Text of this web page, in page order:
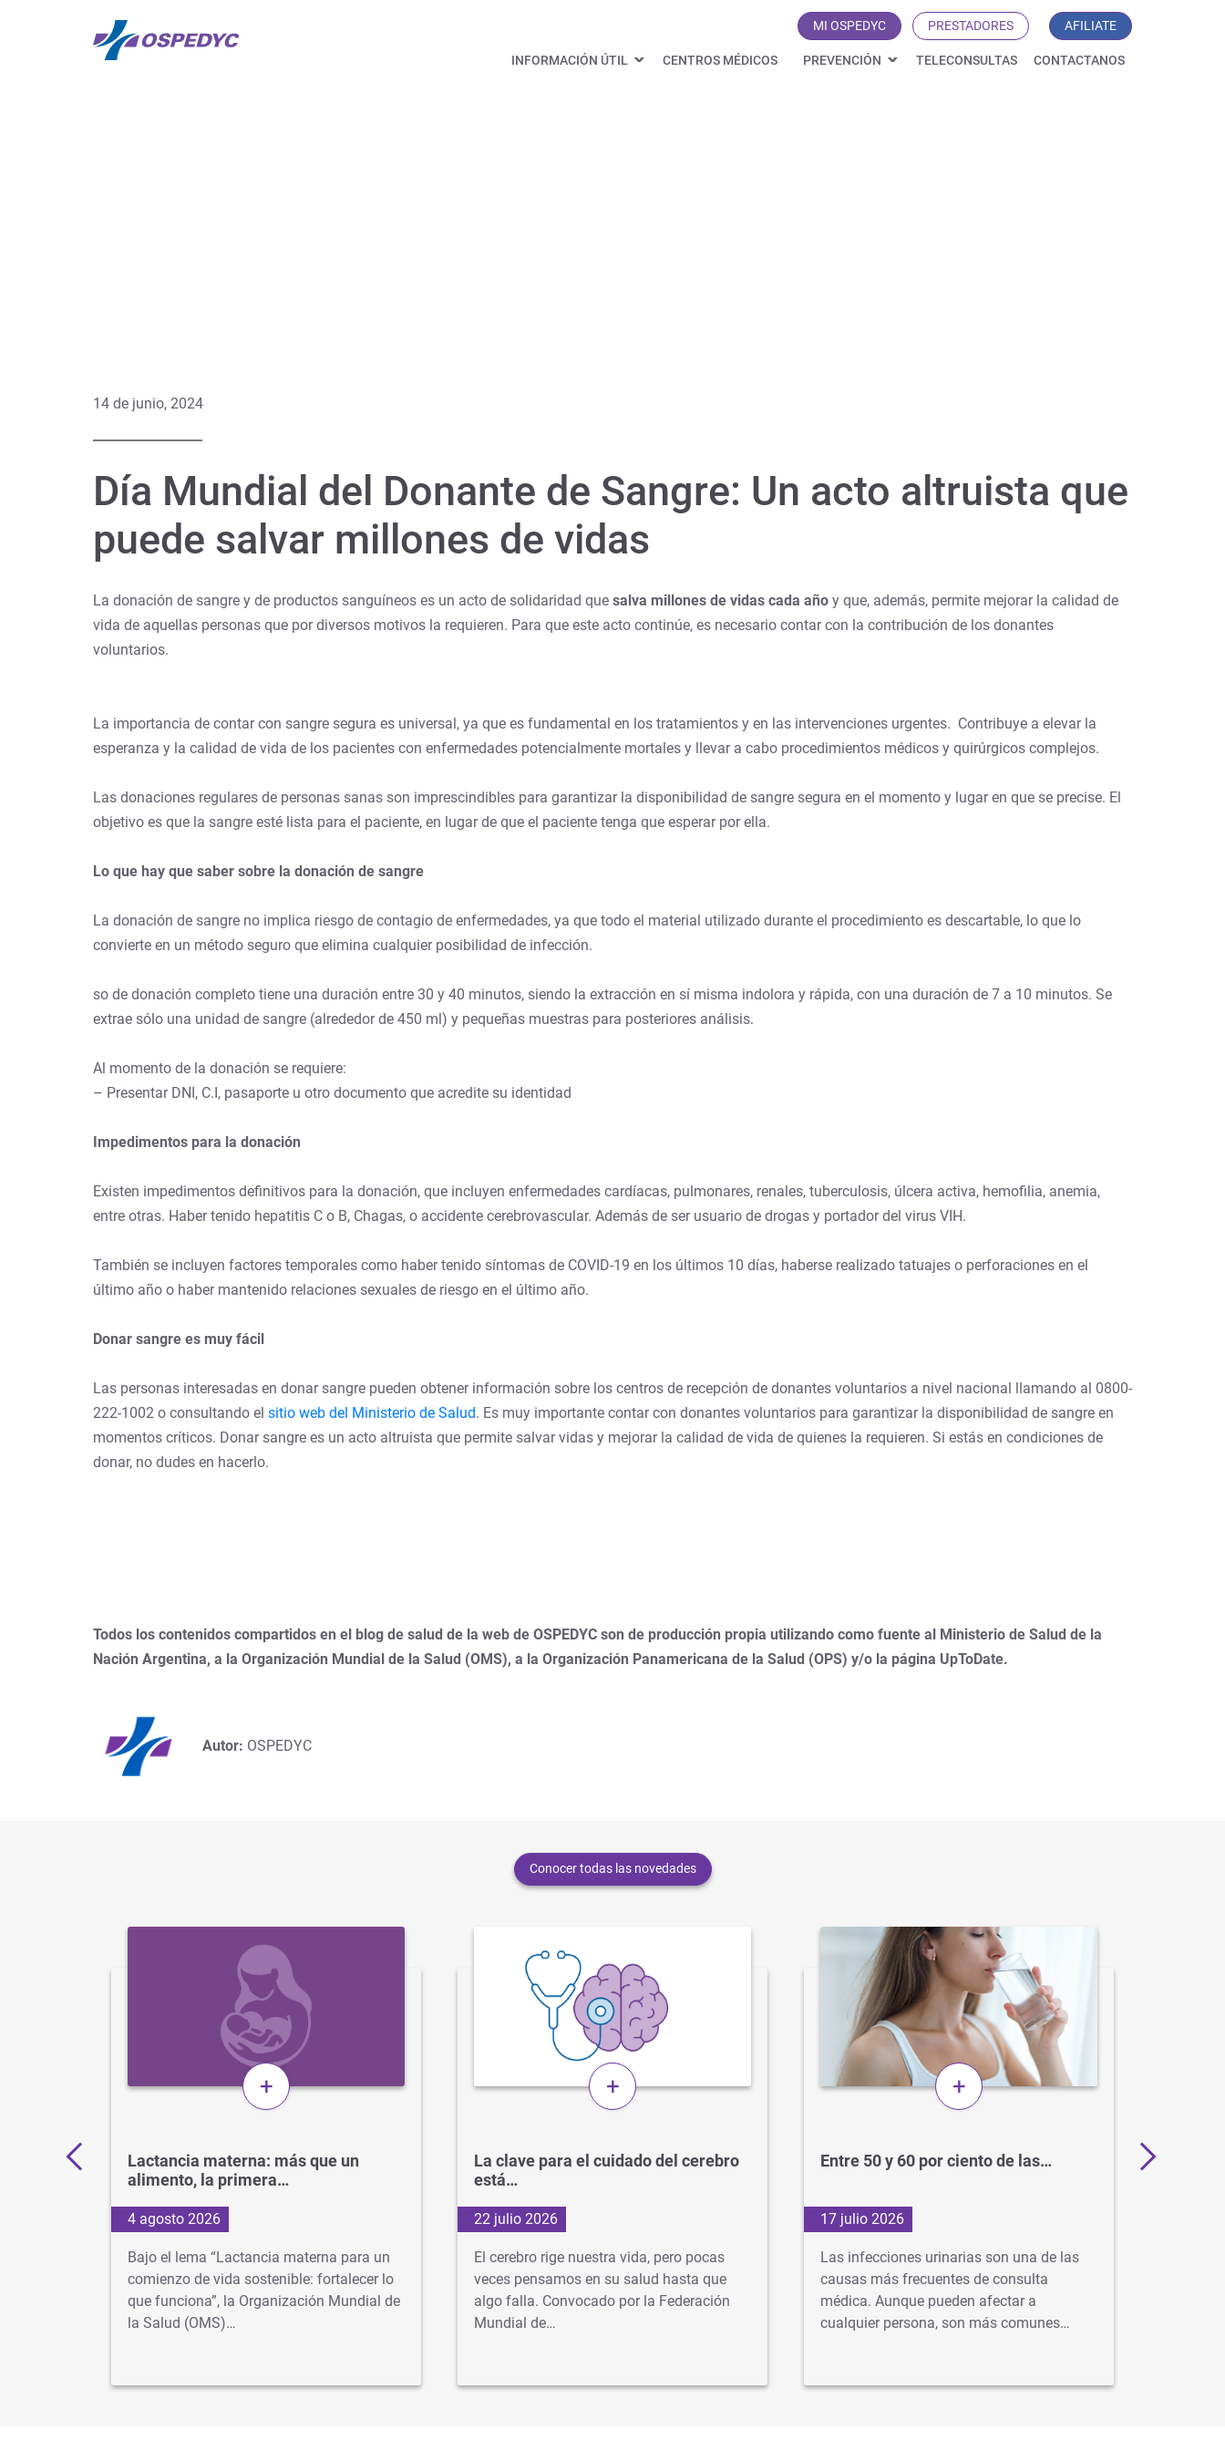
MI OSPEDYC PRESTADORES AFILIATE
INFORMACIÓN ÚTIL CENTROS MÉDICOS PREVENCIÓN TELECONSULTAS CONTACTANOS
14 de junio, 2024
Día Mundial del Donante de Sangre: Un acto altruista que
puede salvar millones de vidas
La donación de sangre y de productos sanguíneos es un acto de solidaridad que salva millones de vidas cada año y que, además, permite mejorar la calidad de
vida de aquellas personas que por diversos motivos la requieren. Para que este acto continúe, es necesario contar con la contribución de los donantes
voluntarios.
La importancia de contar con sangre segura es universal, ya que es fundamental en los tratamientos y en las intervenciones urgentes. Contribuye a elevar la
esperanza y la calidad de vida de los pacientes con enfermedades potencialmente mortales y llevar a cabo procedimientos médicos y quirúrgicos complejos.
Las donaciones regulares de personas sanas son imprescindibles para garantizar la disponibilidad de sangre segura en el momento y lugar en que se precise. El
objetivo es que la sangre esté lista para el paciente, en lugar de que el paciente tenga que esperar por ella.
Lo que hay que saber sobre la donación de sangre
La donación de sangre no implica riesgo de contagio de enfermedades, ya que todo el material utilizado durante el procedimiento es descartable, lo que lo
convierte en un método seguro que elimina cualquier posibilidad de infección.
so de donación completo tiene una duración entre 30 y 40 minutos, siendo la extracción en sí misma indolora y rápida, con una duración de 7 a 10 minutos. Se
extrae sólo una unidad de sangre (alrededor de 450 ml) y pequeñas muestras para posteriores análisis.
Al momento de la donación se requiere:
– Presentar DNI, C.I, pasaporte u otro documento que acredite su identidad
Impedimentos para la donación
Existen impedimentos definitivos para la donación, que incluyen enfermedades cardíacas, pulmonares, renales, tuberculosis, úlcera activa, hemofilia, anemia,
entre otras. Haber tenido hepatitis C o B, Chagas, o accidente cerebrovascular. Además de ser usuario de drogas y portador del virus VIH.
También se incluyen factores temporales como haber tenido síntomas de COVID-19 en los últimos 10 días, haberse realizado tatuajes o perforaciones en el
último año o haber mantenido relaciones sexuales de riesgo en el último año.
Donar sangre es muy fácil
Las personas interesadas en donar sangre pueden obtener información sobre los centros de recepción de donantes voluntarios a nivel nacional llamando al 0800-
222-1002 o consultando el sitio web del Ministerio de Salud. Es muy importante contar con donantes voluntarios para garantizar la disponibilidad de sangre en
momentos críticos. Donar sangre es un acto altruista que permite salvar vidas y mejorar la calidad de vida de quienes la requieren. Si estás en condiciones de
donar, no dudes en hacerlo.
Todos los contenidos compartidos en el blog de salud de la web de OSPEDYC son de producción propia utilizando como fuente al Ministerio de Salud de la
Nación Argentina, a la Organización Mundial de la Salud (OMS), a la Organización Panamericana de la Salud (OPS) y/o la página UpToDate.
Autor: OSPEDYC
Conocer todas las novedades
+
Lactancia materna: más que un
alimento, la primera…
4 agosto 2026
Bajo el lema “Lactancia materna para un
comienzo de vida sostenible: fortalecer lo
que funciona”, la Organización Mundial de
la Salud (OMS)…
+
La clave para el cuidado del cerebro
está…
22 julio 2026
El cerebro rige nuestra vida, pero pocas
veces pensamos en su salud hasta que
algo falla. Convocado por la Federación
Mundial de…
+
Entre 50 y 60 por ciento de las…
17 julio 2026
Las infecciones urinarias son una de las
causas más frecuentes de consulta
médica. Aunque pueden afectar a
cualquier persona, son más comunes…